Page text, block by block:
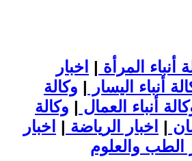
أنباء المرأة | اخبار
أنباء اليسار | وكالة
أنباء العمال | وكالة
| اخبار الرياضة | اخبار